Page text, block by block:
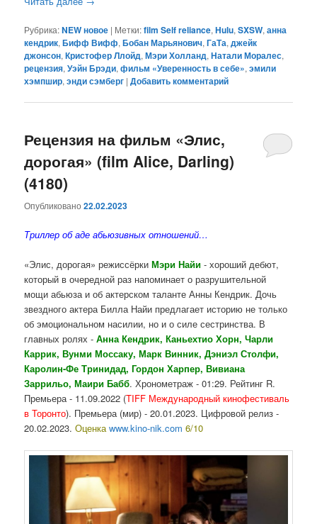
Рубрика:NEW новое | Метки:film Self reliance,Hulu,SXSW,анна
кендрик,Бифф Вифф,Бобан Марьянович,ГаТа,джейк
джонсон,Кристофер Ллойд,Мэри Холланд,Натали Моралес,
рецензия,Уэйн Брэди,фильм «Уверенность в себе»,эмили
хэмпшир,энди сэмберг |Добавить комментарий
Рецензия на фильм «Элис,
дорогая» (film Alice, Darling)
(4180)
Опубликовано22.02.2023
Триллер об аде абьюзивных отношений…
«Элис, дорогая» режиссёркиМэри Найи - хороший дебют,
который в очередной раз напоминает о разрушительной
мощи абьюза и об актерском таланте Анны Кендрик. Дочь
звездного актера Билла Найи предлагает историю не только
об эмоциональном насилии, но и о силе сестринства. В
главных ролях -Анна Кендрик, Каньехтио Хорн, Чарли
Каррик, Вунми Моссаку, Марк Винник, Дэниэл Столфи,
Каролин-Фе Тринидад, Гордон Харпер, Вивиана
Заррильо, Маири Бабб. Хронометраж - 01:29. Рейтинг R.
Премьера - 11.09.2022 (TIFF Международный кинофестиваль
в Торонто). Премьера (мир) - 20.01.2023. Цифровой релиз -
20.02.2023.Оценкаwww.kino-nik.com 6/10